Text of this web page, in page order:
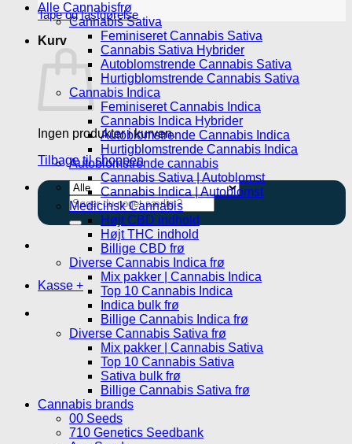
Tape og fastgørelse
Kurv
Ingen produkter i kurven.
Tilbage til shoppen
Søg
efter:
Kasse +
Alle Cannabisfrø
Cannabis Sativa
Feminiseret Cannabis Sativa
Cannabis Sativa Hybrider
Autoblomstrende Cannabis Sativa
Hurtigblomstrende Cannabis Sativa
Cannabis Indica
Feminiseret Cannabis Indica
Cannabis Indica Hybrider
Autoblomstrende Cannabis Indica
Hurtigblomstrende Cannabis Indica
Autoblomstrende cannabis
Cannabis Sativa | Autoblomst
Cannabis Indica | Autoblomst
Medicinsk Cannabis
Højt CBD indhold
Højt THC indhold
Billige CBD frø
Diverse Cannabis Indica frø
Mix pakker | Cannabis Indica
Top 10 Cannabis Indica
Indica bulk frø
Billige Cannabis Indica frø
Diverse Cannabis Sativa frø
Mix pakker | Cannabis Sativa
Top 10 Cannabis Sativa
Sativa bulk frø
Billige Cannabis Sativa frø
Cannabis brands
00 Seeds
710 Genetics Seedbank